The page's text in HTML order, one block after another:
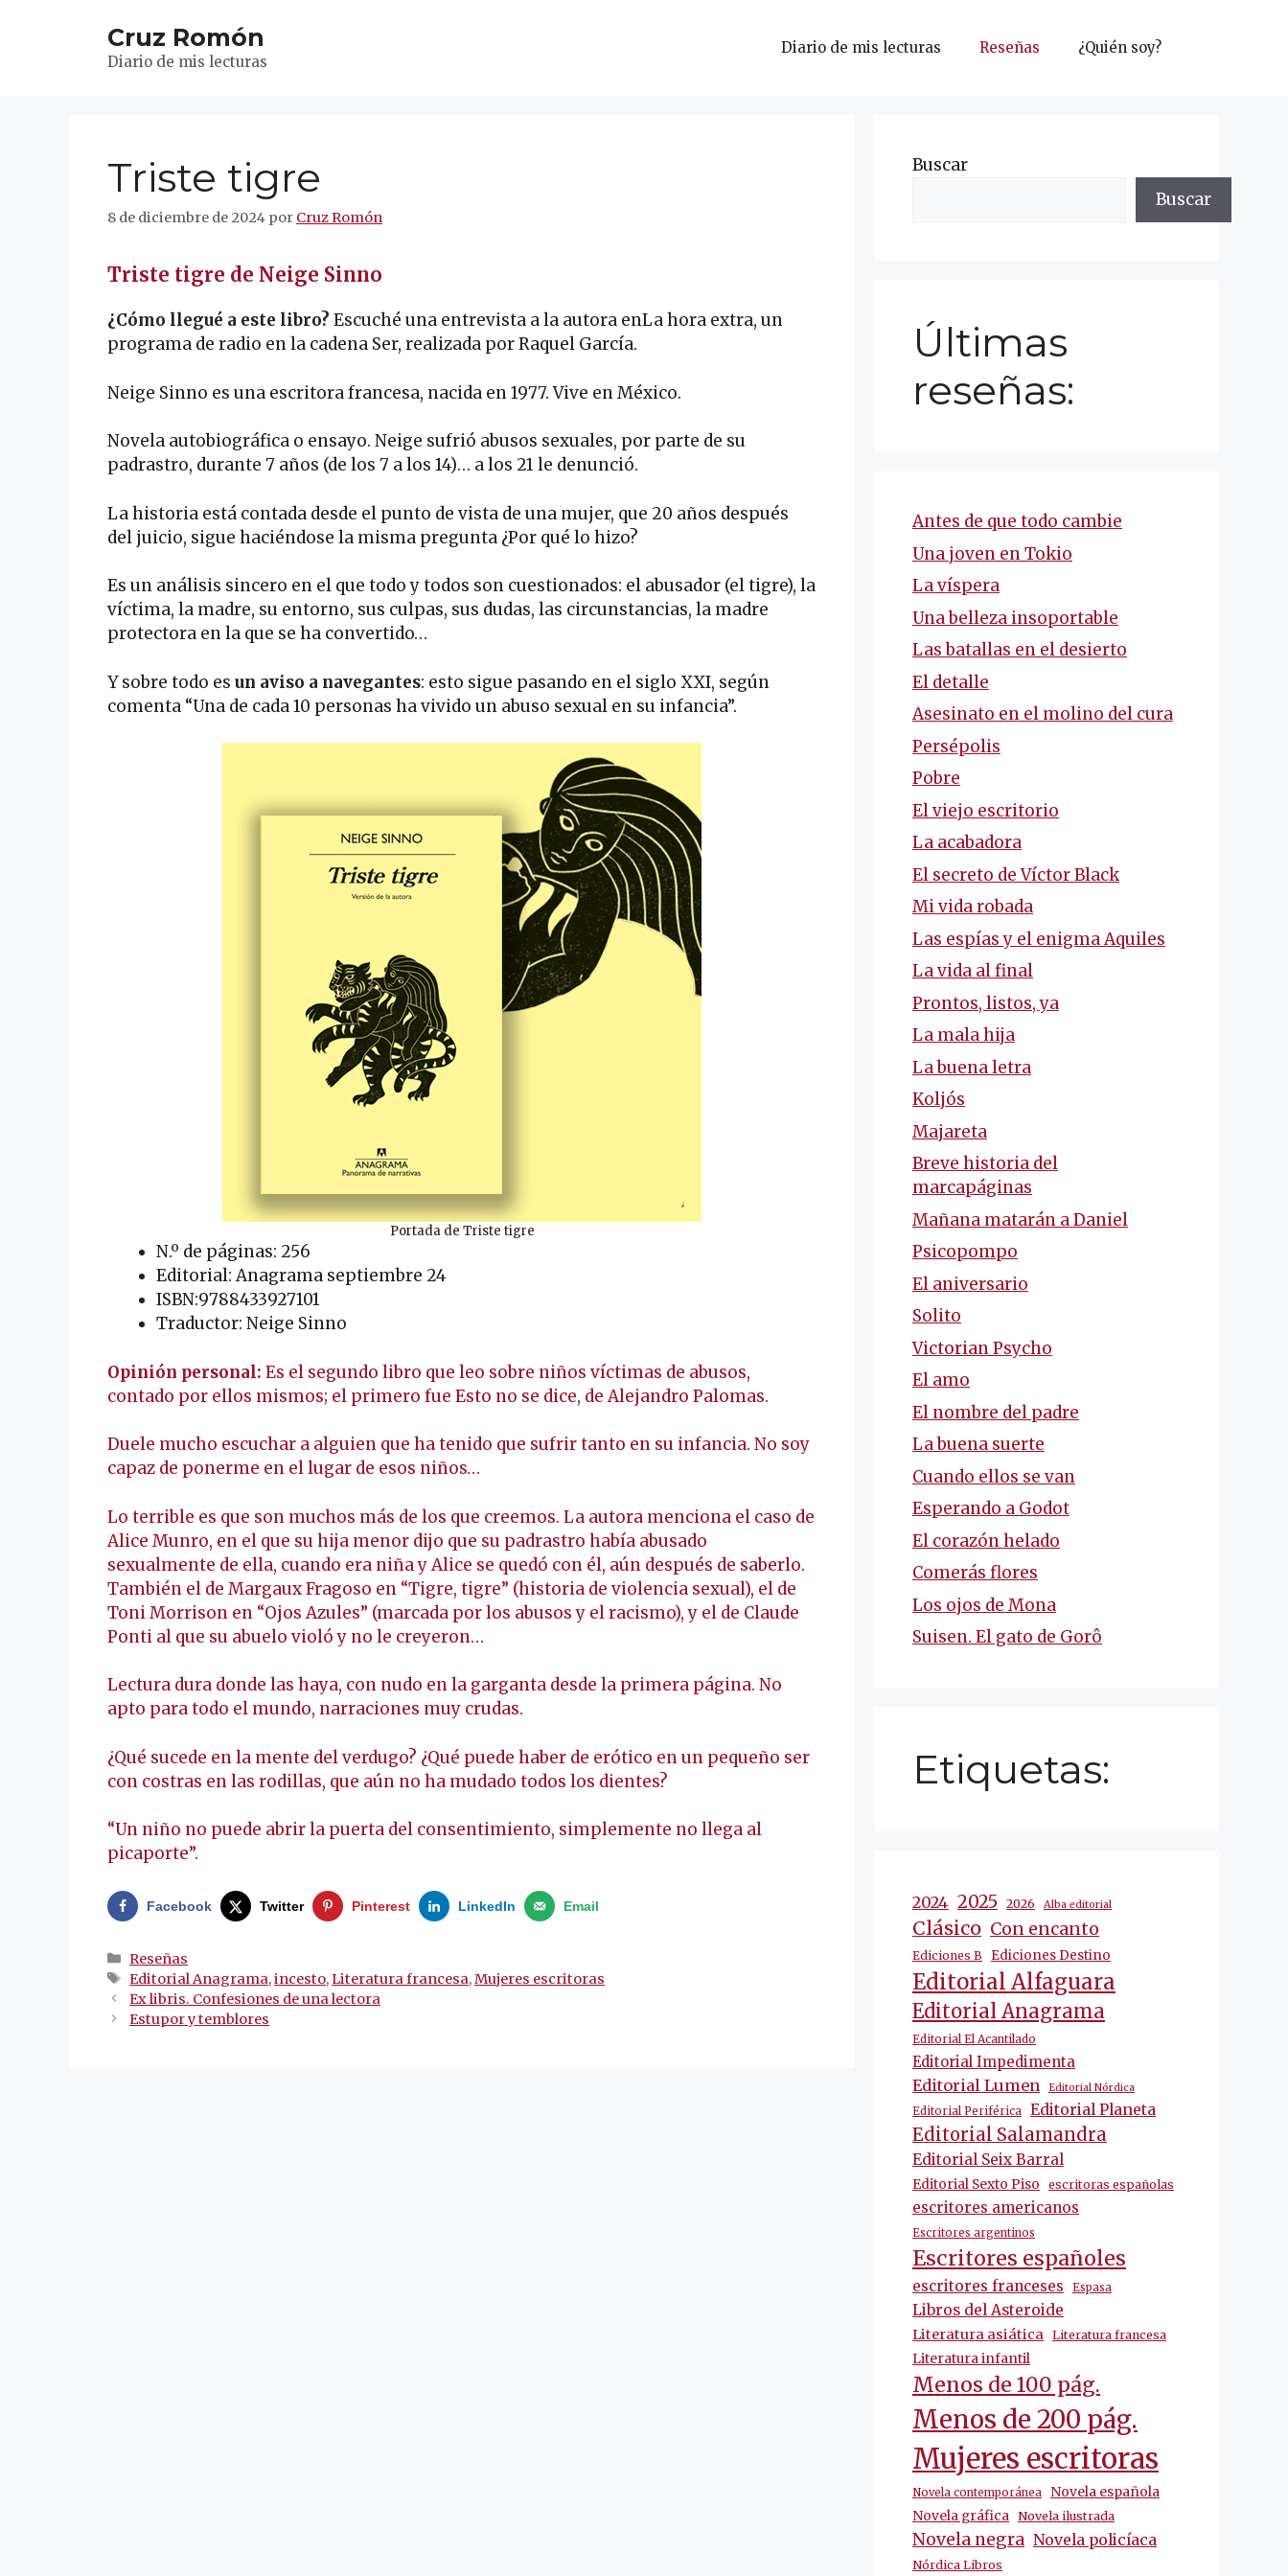
Cruz Romón
Diario de mis lecturas
Diario de mis lecturas Reseñas ¿Quién soy?
Triste tigre
8 de diciembre de 2024 por Cruz Romón
Triste tigre de Neige Sinno
¿Cómo llegué a este libro? Escuché una entrevista a la autora enLa hora extra, un
programa de radio en la cadena Ser, realizada por Raquel García.
Neige Sinno es una escritora francesa, nacida en 1977. Vive en México.
Novela autobiográfica o ensayo. Neige sufrió abusos sexuales, por parte de su
padrastro, durante 7 años (de los 7 a los 14)… a los 21 le denunció.
La historia está contada desde el punto de vista de una mujer, que 20 años después
del juicio, sigue haciéndose la misma pregunta ¿Por qué lo hizo?
Es un análisis sincero en el que todo y todos son cuestionados: el abusador (el tigre), la
víctima, la madre, su entorno, sus culpas, sus dudas, las circunstancias, la madre
protectora en la que se ha convertido…
Y sobre todo es un aviso a navegantes: esto sigue pasando en el siglo XXI, según
comenta “Una de cada 10 personas ha vivido un abuso sexual en su infancia”.
Portada de Triste tigre
N.º de páginas: 256
Editorial: Anagrama septiembre 24
ISBN:9788433927101
Traductor: Neige Sinno
Opinión personal: Es el segundo libro que leo sobre niños víctimas de abusos,
contado por ellos mismos; el primero fue Esto no se dice, de Alejandro Palomas.
Duele mucho escuchar a alguien que ha tenido que sufrir tanto en su infancia. No soy
capaz de ponerme en el lugar de esos niños…
Lo terrible es que son muchos más de los que creemos. La autora menciona el caso de
Alice Munro, en el que su hija menor dijo que su padrastro había abusado
sexualmente de ella, cuando era niña y Alice se quedó con él, aún después de saberlo.
También el de Margaux Fragoso en “Tigre, tigre” (historia de violencia sexual), el de
Toni Morrison en “Ojos Azules” (marcada por los abusos y el racismo), y el de Claude
Ponti al que su abuelo violó y no le creyeron…
Lectura dura donde las haya, con nudo en la garganta desde la primera página. No
apto para todo el mundo, narraciones muy crudas.
¿Qué sucede en la mente del verdugo? ¿Qué puede haber de erótico en un pequeño ser
con costras en las rodillas, que aún no ha mudado todos los dientes?
“Un niño no puede abrir la puerta del consentimiento, simplemente no llega al
picaporte”.
Facebook Twitter Pinterest LinkedIn Email
Categorías
Reseñas
Etiquetas
Editorial Anagrama,incesto,Literatura francesa,Mujeres escritoras
Navegación
de
Ex libris. Confesiones de una lectora
Estupor y temblores
Buscar
Buscar
Últimas
reseñas:
Antes de que todo cambie
Una joven en Tokio
La víspera
Una belleza insoportable
Las batallas en el desierto
El detalle
Asesinato en el molino del cura
Persépolis
Pobre
El viejo escritorio
La acabadora
El secreto de Víctor Black
Mi vida robada
Las espías y el enigma Aquiles
La vida al final
Prontos, listos, ya
La mala hija
La buena letra
Koljós
Majareta
Breve historia del
marcapáginas
Mañana matarán a Daniel
Psicopompo
El aniversario
Solito
Victorian Psycho
El amo
El nombre del padre
La buena suerte
Cuando ellos se van
Esperando a Godot
El corazón helado
Comerás flores
Los ojos de Mona
Suisen. El gato de Gorô
Etiquetas:
2024 2025 2026 Alba editorial
Clásico Con encanto
Ediciones B Ediciones Destino
Editorial Alfaguara
Editorial Anagrama
Editorial El Acantilado
Editorial Impedimenta
Editorial Lumen Editorial Nórdica
Editorial Periférica Editorial Planeta
Editorial Salamandra
Editorial Seix Barral
Editorial Sexto Piso escritoras españolas
escritores americanos
Escritores argentinos
Escritores españoles
escritores franceses Espasa
Libros del Asteroide
Literatura asiática Literatura francesa
Literatura infantil
Menos de 100 pág.
Menos de 200 pág.
Mujeres escritoras
Novela contemporánea
Novela española
Novela gráfica Novela ilustrada
Novela negra Novela policíaca
Nórdica Libros